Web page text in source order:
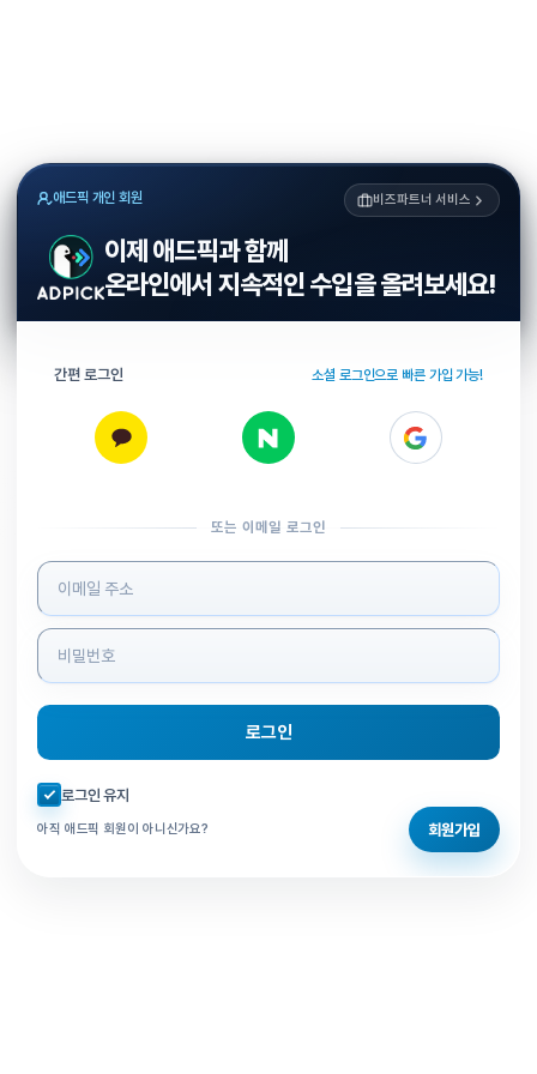
애드픽 개인 회원 비즈파트너 서비스
이제 애드픽과 함께
온라인에서 지속적인 수입을 올려보세요!
간편 로그인 소셜 로그인으로 빠른 가입 가능!
또는 이메일 로그인
로그인 정보 입력
로그인
자동로그인 체크
로그인 유지
아직 애드픽 회원이 아니신가요? 회원가입